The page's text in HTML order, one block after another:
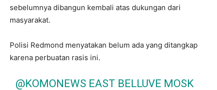
sebelumnya dibangun kembali atas dukungan dari
masyarakat.
Polisi Redmond menyatakan belum ada yang ditangkap
karena perbuatan rasis ini.
@KOMONEWS EAST BELLUVE MOSK